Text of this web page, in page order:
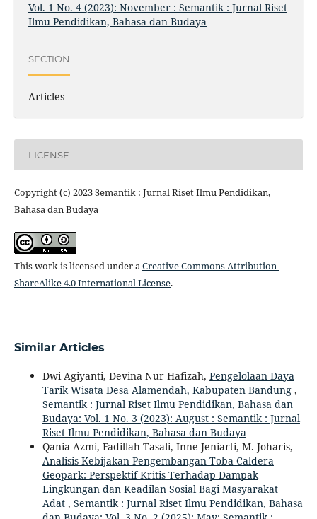
Vol. 1 No. 4 (2023): November : Semantik : Jurnal Riset
Ilmu Pendidikan, Bahasa dan Budaya
SECTION
Articles
LICENSE
Copyright (c) 2023 Semantik : Jurnal Riset Ilmu Pendidikan,
Bahasa dan Budaya
This work is licensed under aCreative Commons Attribution-
ShareAlike 4.0 International License.
Similar Articles
Dwi Agiyanti, Devina Nur Hafizah, Pengelolaan Daya
Tarik Wisata Desa Alamendah, Kabupaten Bandung ,
Semantik : Jurnal Riset Ilmu Pendidikan, Bahasa dan
Budaya: Vol. 1 No. 3 (2023): August : Semantik : Jurnal
Riset Ilmu Pendidikan, Bahasa dan Budaya
Qania Azmi, Fadillah Tasali, Inne Jeniarti, M. Joharis,
Analisis Kebijakan Pengembangan Toba Caldera
Geopark: Perspektif Kritis Terhadap Dampak
Lingkungan dan Keadilan Sosial Bagi Masyarakat
Adat , Semantik : Jurnal Riset Ilmu Pendidikan, Bahasa